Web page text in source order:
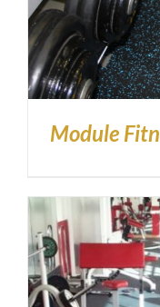
Module